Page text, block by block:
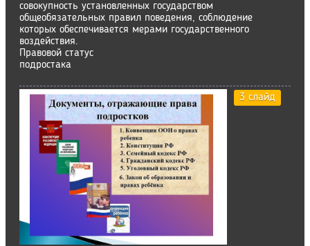
совокупность установленных государством
общеобязательных правил поведения, соблюдение
которых обеспечивается мерами государственного
воздействия.
Правовой статус
подростака
3 слайд